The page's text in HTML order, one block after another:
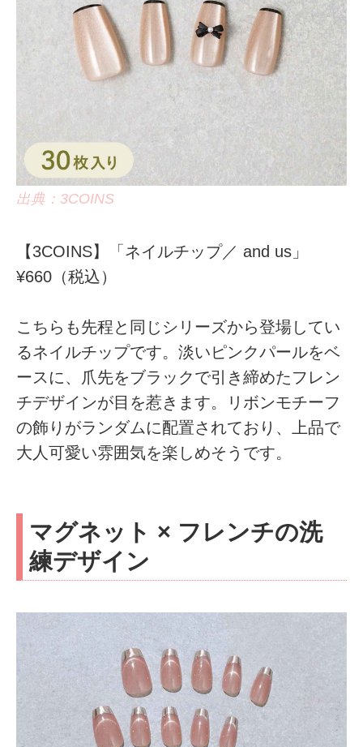
出典：3COINS
【3COINS】「ネイルチップ／ and us」
¥660（税込）
こちらも先程と同じシリーズから登場してい
るネイルチップです。淡いピンクパールをベ
ースに、爪先をブラックで引き締めたフレン
チデザインが目を惹きます。リボンモチーフ
の飾りがランダムに配置されており、上品で
大人可愛い雰囲気を楽しめそうです。
マグネット × フレンチの洗
練デザイン